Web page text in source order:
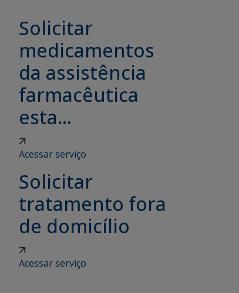
Solicitar
medicamentos
da assistência
farmacêutica
esta...
Acessar serviço
Solicitar
tratamento fora
de domicílio
Acessar serviço